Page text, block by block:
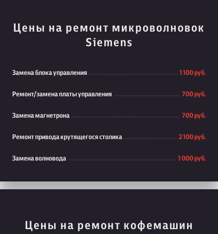
Цены на ремонт микроволновок
Siemens
Замена блока управления 1 100 руб.
Ремонт/замена платы управления 700 руб.
Замена магнетрона 700 руб.
Ремонт привода крутящегося столика 2 100 руб.
Замена волновода 1 000 руб.
Цены на ремонт кофемашин